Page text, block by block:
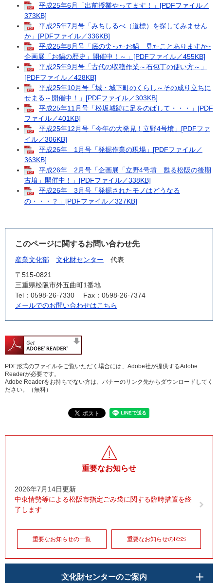
平成25年6月「出前授業やってます！」[PDFファイル／
373KB]
平成25年7月号「みちしるべ（道標）を探してみません
か」[PDFファイル／336KB]
平成25年8月号「底の尖ったお鍋 見たことありますか~
企画展「お鍋の歴史」開催中！～」[PDFファイル／455KB]
平成25年9月号「古代の収穫作業～石包丁の使い方～」
[PDFファイル／428KB]
平成25年10月号「城・城下町のくらし～その成り立ちに
せまる～開催中！」[PDFファイル／303KB]
平成25年11月号「松坂城跡に足をのばして・・・」[PDF
ファイル／401KB]
平成25年12月号「今年の大発見！立野4号墳」[PDFファ
イル／306KB]
平成26年 1月号「発掘作業の現場」[PDFファイル／
363KB]
平成26年 2月号「企画展「立野4号墳 甦る松阪の後期
古墳」開催中！」[PDFファイル／338KB]
平成26年 3月号「発掘されたモノはどうなる
の・・・？」[PDFファイル／327KB]
このページに関するお問い合わせ先
産業文化部 文化財センター
代表
〒515-0821
三重県松阪市外五曲町1番地
Tel：0598-26-7330
Fax：0598-26-7374
メールでのお問い合わせはこちら
PDF形式のファイルをご覧いただく場合には、Adobe社が提供するAdobe
Readerが必要です。
Adobe Readerをお持ちでない方は、バナーのリンク先からダウンロードしてく
ださい。（無料）
重要なお知らせ
2026年7月14日更新
中東情勢等による松阪市指定ごみ袋に関する臨時措置を終
了します
重要なお知らせの一覧 重要なお知らせのRSS
文化財センターのご案内